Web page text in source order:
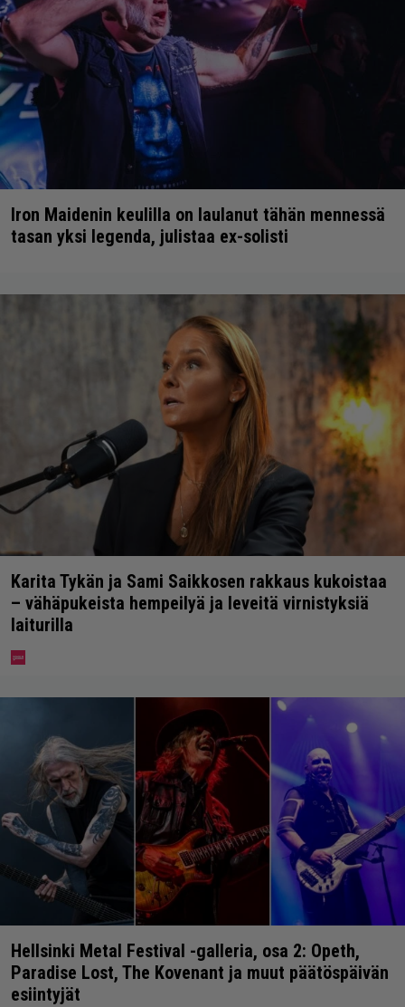
Iron Maidenin keulilla on laulanut tähän mennessä
tasan yksi legenda, julistaa ex-solisti
Karita Tykän ja Sami Saikkosen rakkaus kukoistaa
– vähäpukeista hempeilyä ja leveitä virnistyksiä
laiturilla
Hellsinki Metal Festival -galleria, osa 2: Opeth,
Paradise Lost, The Kovenant ja muut päätöspäivän
esiintyjät